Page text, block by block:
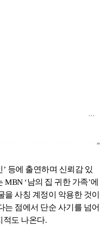
’ 등에 출연하며 신뢰감 있
‘남의 집 귀한 가족’에
을 사칭 계정이 악용한 것이
는 점에서 단순 사기를 넘어
적도 나온다.